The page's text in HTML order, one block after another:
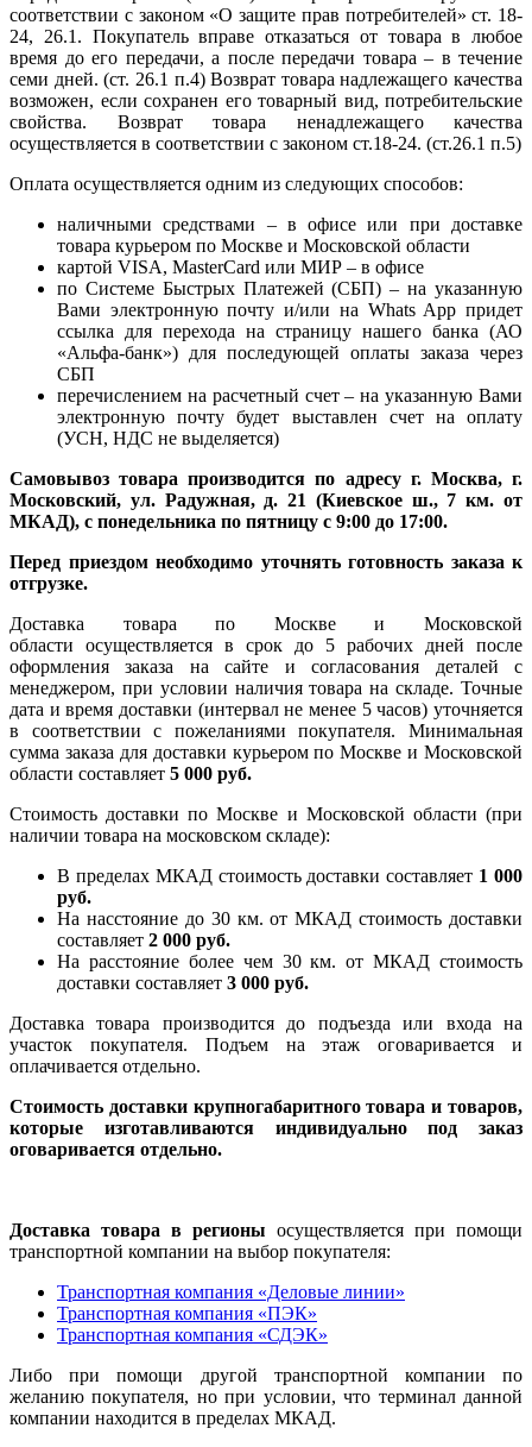
соответствии с законом «О защите прав потребителей» ст. 18-
24, 26.1. Покупатель вправе отказаться от товара в любое
время до его передачи, а после передачи товара – в течение
семи дней. (ст. 26.1 п.4) Возврат товара надлежащего качества
возможен, если сохранен его товарный вид, потребительские
свойства. Возврат товара ненадлежащего качества
осуществляется в соответствии с законом ст.18-24. (ст.26.1 п.5)
Оплата осуществляется одним из следующих способов:
наличными средствами – в офисе или при доставке
товара курьером по Москве и Московской области
картой VISA, MasterCard или МИР – в офисе
по Системе Быстрых Платежей (СБП) – на указанную
Вами электронную почту и/или на Whats App придет
ссылка для перехода на страницу нашего банка (АО
«Альфа-банк») для последующей оплаты заказа через
СБП
перечислением на расчетный счет – на указанную Вами
электронную почту будет выставлен счет на оплату
(УСН, НДС не выделяется)
Самовывоз товара производится по адресу г. Москва, г.
Московский, ул. Радужная, д. 21 (Киевское ш., 7 км. от
МКАД), с понедельника по пятницу с 9:00 до 17:00.
Перед приездом необходимо уточнять готовность заказа к
отгрузке.
Доставка товара по Москве и Московской
области осуществляется в срок до 5 рабочих дней после
оформления заказа на сайте и согласования деталей с
менеджером, при условии наличия товара на складе. Точные
дата и время доставки (интервал не менее 5 часов) уточняется
в соответствии с пожеланиями покупателя. Минимальная
сумма заказа для доставки курьером по Москве и Московской
области составляет 5 000 руб.
Стоимость доставки по Москве и Московской области (при
наличии товара на московском складе):
В пределах МКАД стоимость доставки составляет 1 000
руб.
На насcтояние до 30 км. от МКАД стоимость доставки
составляет 2 000 руб.
На расстояние более чем 30 км. от МКАД стоимость
доставки составляет 3 000 руб.
Доставка товара производится до подъезда или входа на
участок покупателя. Подъем на этаж оговаривается и
оплачивается отдельно.
Стоимость доставки крупногабаритного товара и товаров,
которые изготавливаются индивидуально под заказ
оговаривается отдельно.
Доставка товара в регионы осуществляется при помощи
транспортной компании на выбор покупателя:
Транспортная компания «Деловые линии»
Транспортная компания «ПЭК»
Транспортная компания «СДЭК»
Либо при помощи другой транспортной компании по
желанию покупателя, но при условии, что терминал данной
компании находится в пределах МКАД.